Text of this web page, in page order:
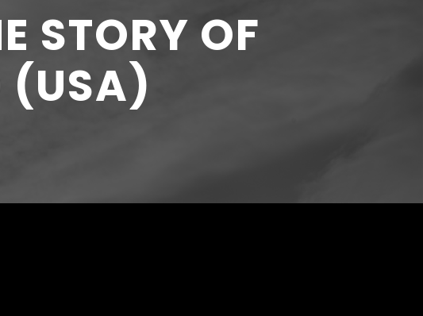
STORY OF
(USA)